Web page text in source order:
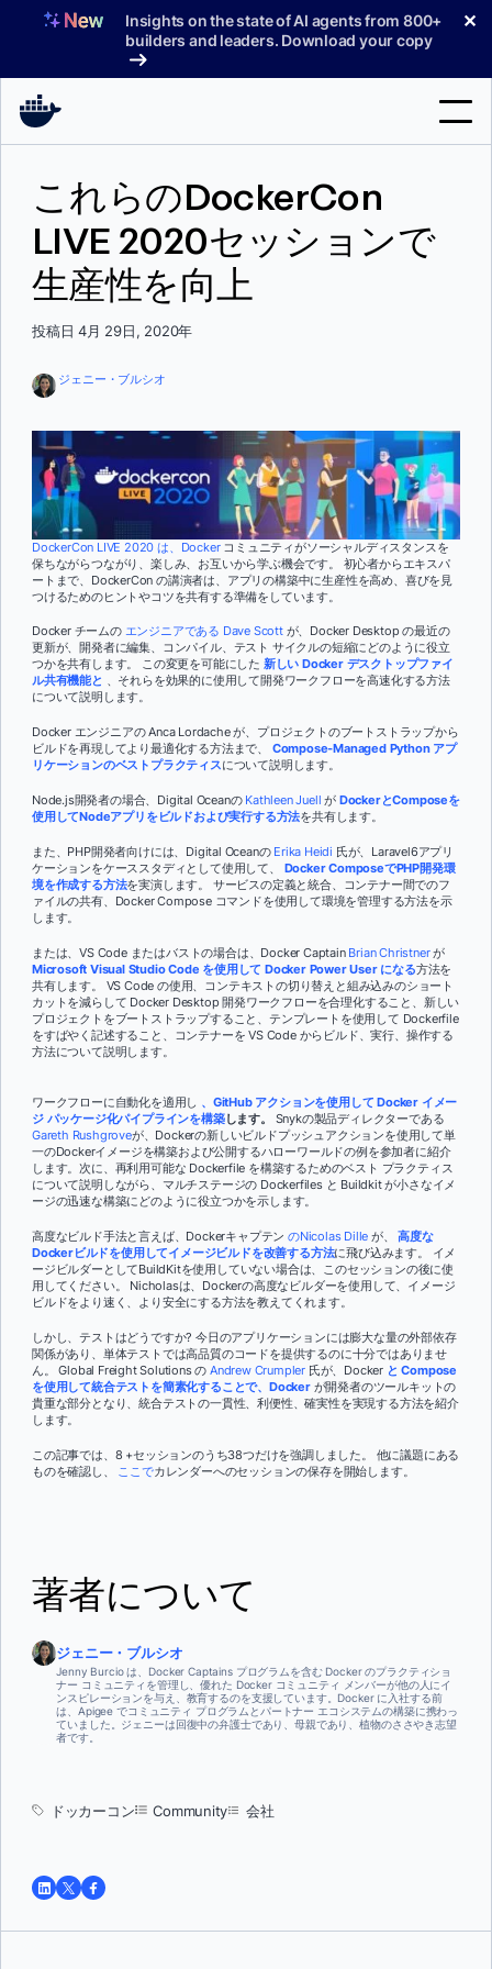
へ
Insights on the state of AI agents from 800+
builders and leaders. Download your copy
✕
サポート
索
サインイン
これらのDockerCon
LIVE 2020セッションで
生産性を向上
投稿日 4月 29日, 2020年
ジェニー・ブルシオ
DockerCon LIVE 2020 は、Docker コミュニティがソーシャルディスタンスを
保ちながらつながり、楽しみ、お互いから学ぶ機会です。 初心者からエキスパ
ートまで、DockerCon の講演者は、アプリの構築中に生産性を高め、喜びを見
つけるためのヒントやコツを共有する準備をしています。
Docker チームの エンジニアである Dave Scottが、Docker Desktop の最近の
更新が、開発者に編集、コンパイル、テスト サイクルの短縮にどのように役立
つかを共有します。 この変更を可能にした 新しい Docker デスクトップファイ
ル共有機能と 、それらを効果的に使用して開発ワークフローを高速化する方法
について説明します。
Docker エンジニアの Anca Lordache が、プロジェクトのブートストラップから
ビルドを再現してより最適化する方法まで、 Compose-Managed Python アプ
リケーションのベストプラクティスについて説明します。
Node.js開発者の場合、Digital Oceanの Kathleen Juell が DockerとComposeを
使用してNodeアプリをビルドおよび実行する方法を共有します。
また、PHP開発者向けには、Digital Oceanの Erika Heidi 氏が、Laravel6アプリ
ケーションをケーススタディとして使用して、 Docker ComposeでPHP開発環
境を作成する方法を実演します。 サービスの定義と統合、コンテナー間でのフ
ァイルの共有、Docker Compose コマンドを使用して環境を管理する方法を示
します。
または、VS Code またはバストの場合は、Docker Captain Brian Christnerが
Microsoft Visual Studio Code を使用して Docker Power User になる方法を
共有します。 VS Code の使用、コンテキストの切り替えと組み込みのショート
カットを減らして Docker Desktop 開発ワークフローを合理化すること、新しい
プロジェクトをブートストラップすること、テンプレートを使用して Dockerfile
をすばやく記述すること、コンテナーを VS Code からビルド、実行、操作する
方法について説明します。
ワークフローに自動化を適用し 、GitHub アクションを使用して Docker イメー
ジ パッケージ化パイプラインを構築します。 Snykの製品ディレクターである
Gareth Rushgroveが、Dockerの新しいビルドプッシュアクションを使用して単
一のDockerイメージを構築および公開するハローワールドの例を参加者に紹介
します。次に、再利用可能な Dockerfile を構築するためのベスト プラクティス
について説明しながら、マルチステージの Dockerfiles と Buildkit が小さなイメ
ージの迅速な構築にどのように役立つかを示します。
高度なビルド手法と言えば、DockerキャプテンのNicolas Dille が、高度な
Dockerビルドを使用してイメージビルドを改善する方法に飛び込みます。 イメ
ージビルダーとしてBuildKitを使用していない場合は、このセッションの後に使
用してください。 Nicholasは、Dockerの高度なビルダーを使用して、イメージ
ビルドをより速く、より安全にする方法を教えてくれます。
しかし、テストはどうですか? 今日のアプリケーションには膨大な量の外部依存
関係があり、単体テストでは高品質のコードを提供するのに十分ではありませ
ん。 Global Freight Solutions のAndrew Crumpler 氏が、Docker と Compose
を使用して統合テストを簡素化することで、Docker が開発者のツールキットの
貴重な部分となり、統合テストの一貫性、利便性、確実性を実現する方法を紹介
します。
この記事では、8 +セッションのうち38つだけを強調しました。 他に議題にある
ものを確認し、 ここでカレンダーへのセッションの保存を開始します。
著者について
ジェニー・ブルシオ
Jenny Burcio は、Docker Captains プログラムを含む Docker のプラクティショ
ナー コミュニティを管理し、優れた Docker コミュニティ メンバーが他の人にイ
ンスピレーションを与え、教育するのを支援しています。Docker に入社する前
は、Apigee でコミュニティ プログラムとパートナー エコシステムの構築に携わっ
ていました。ジェニーは回復中の弁護士であり、母親であり、植物のささやき志望
者です。
ドッカーコン Community 会社